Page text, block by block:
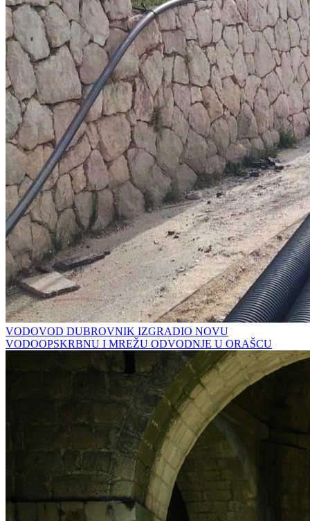
VODOVOD DUBROVNIK IZGRADIO NOVU
VODOOPSKRBNU I MREŽU ODVODNJE U ORAŠCU